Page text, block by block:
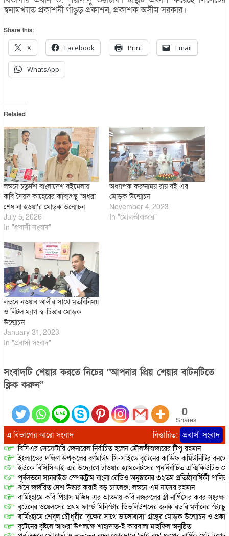
স্বনামখ্যাত প্রকাশনী গাঁঙুড় প্রকাশন, প্রকাশক অসীম সরকার।
Share this:
X Facebook Print Email
WhatsApp
Related
লন্ডনে চতুর্দশ বাংলাদেশ বইমেলায়
কবি সৈয়দ কাহেরের কাব্যগ্রন্থ ‘অধরা
শেষ না হওয়া’র মোড়ক উন্মোচন
July 5, 2026
In "প্রবাসী সংবাদ"
অধ্যাপক করুনাময় রায় বই এর
মোড়ক উন্মোচন
November 4, 2023
In "মৌলভীবাজার"
লন্ডনে নওয়াব আলীর সাথে মতবিনিময়
ও লিটল ম্যাগ স্ব-চিন্তার মোড়ক
উন্মোচন
January 31, 2023
In "প্রবাসী সংবাদ"
সংবাদটি শেয়ার করতে নিচের “আপনার প্রিয় শেয়ার বাটনটিতে
ক্লিক করুন”
0
Shares
এ বিভাগের আরো সংবাদ বিস্তারিত: প্রবাসী সংবাদ
বিসিএর সেক্রেটারি জেনারেল নির্বাচিত হলেন মৌলভীবাজারের টিপু রহমান
ইংল্যান্ডের দক্ষিণ উপকূলের বর্ণমাউথ সি-সাইডে বৃটেনের কার্ডিফ কমিউনিটির
ইউকে বিসিসিআই-এর উদ্যোগে টাওয়ার হ্যামলেটসের পুনর্নির্বাচিত এক্সিকিউটিভ
পূর্বলন্ডনে সানরাইজ স্পেকট্রাম বাংলা রেডিও অনুষ্ঠানের ৩২তম প্রতিষ্ঠাবার্ষিকী পালিত
​ঋণে জর্জরিত দেশ উদ্ধার করাই বড় চ্যালেঞ্জ: লন্ডনে এম নাসের রহমান
বার্মিংহামে কবি পিয়াস মজিদ এর আড্ডায় কবি নজরুলের স্ত্রী নার্গিসের কবর
বৃটেনের ওয়েলসের প্রথম ফার্স্ট মিনিস্টার ডিভলিউশনের জনক রডরি মর্গানের স্ট্যাচু
বার্মিংহামে শেবুল চৌধুরীর ‘বৃক্ষের সাথে ভালোবাসা’ গ্রন্থের মোড়ক উন্মোচন ও
বৃটেনের বৃষ্টলে আশুরা উপলক্ষে শাহাদাত-ই কারবালা মাহফিল অনুষ্ঠিত